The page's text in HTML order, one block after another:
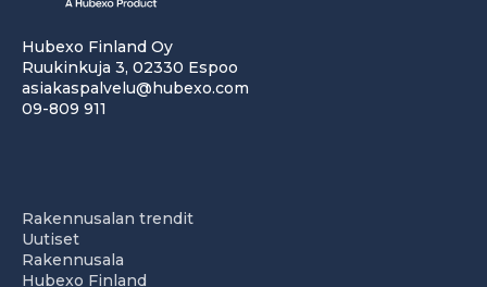
Hubexo Finland Oy
Ruukinkuja 3, 02330 Espoo
asiakaspalvelu@hubexo.com
09-809 911
Rakennusalan trendit
Uutiset
Rakennusala
Hubexo Finland